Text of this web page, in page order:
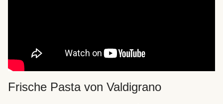
Frische Pasta von Valdigrano